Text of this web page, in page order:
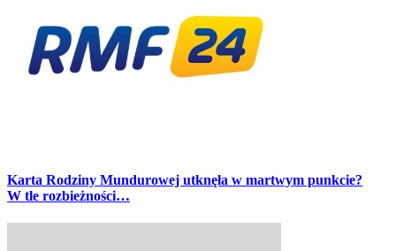
Karta Rodziny Mundurowej utknęła w martwym punkcie?
W tle rozbieżności…